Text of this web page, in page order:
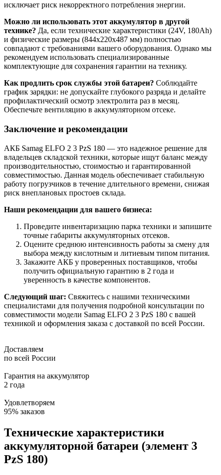
исключает риск некорректного потребления энергии.
Можно ли использовать этот аккумулятор в другой
технике? Да, если технические характеристики (24V, 180Ah)
и физические размеры (844x220x487 мм) полностью
совпадают с требованиями вашего оборудования. Однако мы
рекомендуем использовать специализированные
комплектующие для сохранения гарантии на технику.
Как продлить срок службы этой батареи? Соблюдайте
график зарядки: не допускайте глубокого разряда и делайте
профилактический осмотр электролита раз в месяц.
Обеспечьте вентиляцию в аккумуляторном отсеке.
Заключение и рекомендации
АКБ Samag ELFO 2 3 PzS 180 — это надежное решение для
владельцев складской техники, которые ищут баланс между
производительностью, стоимостью и гарантированной
совместимостью. Данная модель обеспечивает стабильную
работу погрузчиков в течение длительного времени, снижая
риск внеплановых простоев склада.
Наши рекомендации для вашего бизнеса:
Проведите инвентаризацию парка техники и запишите
точные габариты аккумуляторных отсеков.
Оцените среднюю интенсивность работы за смену для
выбора между кислотным и литиевым типом питания.
Закажите АКБ у проверенных поставщиков, чтобы
получить официальную гарантию в 2 года и
уверенность в качестве компонентов.
Следующий шаг: Свяжитесь с нашими техническими
специалистами для получения подробной консультации по
совместимости модели Samag ELFO 2 3 PzS 180 с вашей
техникой и оформления заказа с доставкой по всей России.
Доставляем
по всей России
Гарантия на аккумулятор
2 года
Удовлетворяем
95% заказов
Технические характеристики
аккумуляторной батареи (элемент 3
PzS 180)